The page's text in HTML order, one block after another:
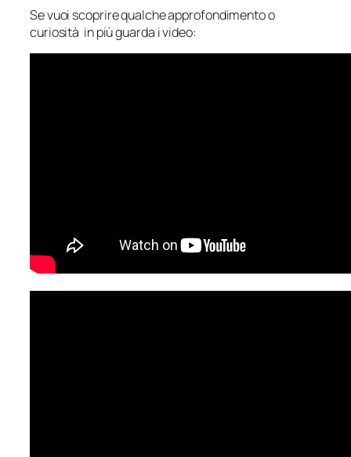
Se vuoi scoprire qualche approfondimento o
curiosità in più guarda i video: